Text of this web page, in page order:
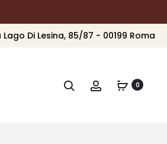
Lago Di Lesina, 85/87 - 00199 Roma
Cerca Account0